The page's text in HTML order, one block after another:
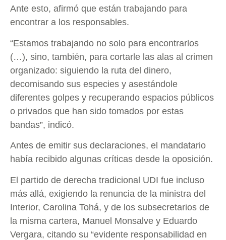
Ante esto, afirmó que están trabajando para
encontrar a los responsables.
“Estamos trabajando no solo para encontrarlos
(…), sino, también, para cortarle las alas al crimen
organizado: siguiendo la ruta del dinero,
decomisando sus especies y asestándole
diferentes golpes y recuperando espacios públicos
o privados que han sido tomados por estas
bandas”, indicó.
Antes de emitir sus declaraciones, el mandatario
había recibido algunas críticas desde la oposición.
El partido de derecha tradicional UDI fue incluso
más allá, exigiendo la renuncia de la ministra del
Interior, Carolina Tohá, y de los subsecretarios de
la misma cartera, Manuel Monsalve y Eduardo
Vergara, citando su “evidente responsabilidad en